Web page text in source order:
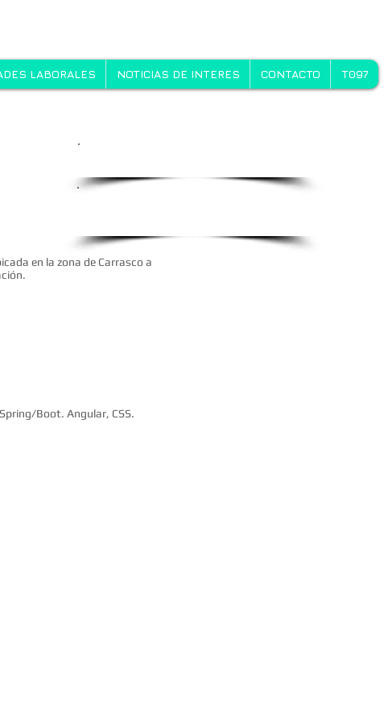
LABORALES NOTICIAS DE INTERES CONTACTO T097
en la zona de Carrasco a
Boot. Angular, CSS.